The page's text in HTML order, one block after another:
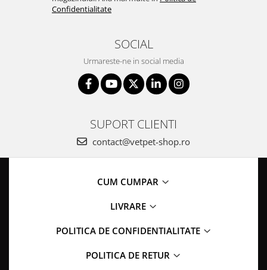
Confidentialitate
SOCIAL
Urmareste-ne in social media
SUPORT CLIENTI
contact@vetpet-shop.ro
CUM CUMPAR
LIVRARE
POLITICA DE CONFIDENTIALITATE
POLITICA DE RETUR